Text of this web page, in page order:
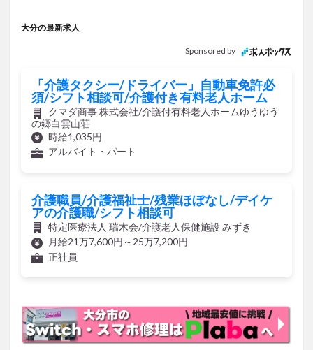
大分の最新求人
Sponsored by
「介護タクシー/ドライバー」自動車免許必
須/シフト相談可/介護付き有料老人ホーム
クマダ商事 株式会社/介護付有料老人ホームゆうゆう
の郷白雲山荘
時給1,035円
アルバイト・パート
介護職員/介護福祉士/残業ほぼなし/デイケ
アの介護職/シフト相談可
特定医療法人 瑞木会/介護老人保健施設 みずき
月給21万7,600円～25万7,200円
正社員